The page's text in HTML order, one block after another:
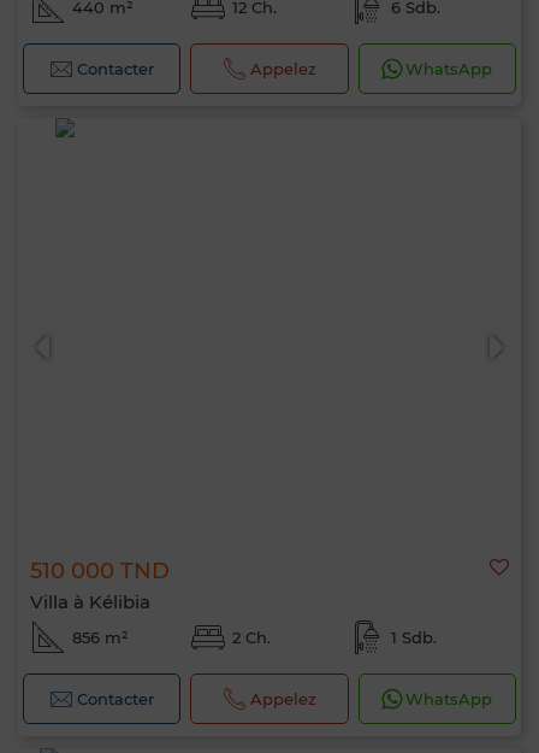
440 m² 12 Ch. 6 Sdb.
Contacter Appelez WhatsApp
510 000 TND
Villa à Kélibia
856 m² 2 Ch. 1 Sdb.
Contacter Appelez WhatsApp